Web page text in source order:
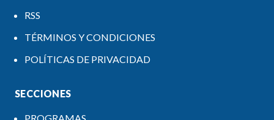
RSS
TÉRMINOS Y CONDICIONES
POLÍTICAS DE PRIVACIDAD
SECCIONES